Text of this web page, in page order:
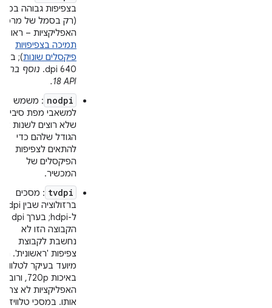
בצפיפות גבוהה
(רק בסמל של מרכז
האפליקציות – ראו
תמיכה בצפיפויות
פיקסלים שונות);
640 dpi.
נוסף
API‏ 18.
nodpi : משמש
למשאבי מפת סיביות
שלא רוצים לשנות
הגודל שלהם כדי
להתאים לצפיפות
הפיקסלים של
המכשיר.
tvdpi : מסכים
ברזולוציה שבין mdpi
הקבוצה הזו לא
נחשבת לקבוצת
צפיפות 'ראשונית'.
מיועד בעיקר
באיכות 720p, ורוב
האפליקציות לא
אותו. במסכי טלוויזיה